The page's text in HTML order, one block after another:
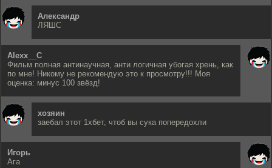
Александр
ЛЯШС
Alexx__C
Фильм полная антинаучная, анти логичная убогая хрень, как
по мне! Никому не рекомендую это к просмотру!!! Моя
оценка: минус 100 звёзд!
хозяин
заебал этот 1хбет, чтоб вы сука попередохли
Игорь
Ага